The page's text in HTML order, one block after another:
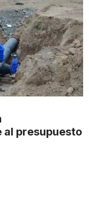
presupuesto